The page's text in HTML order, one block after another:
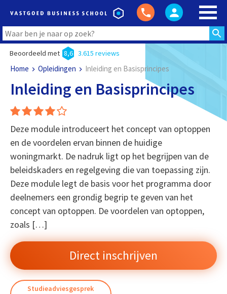
Beoordeeld met 8,6 3.615 reviews
Home Opleidingen Inleiding en Basisprincipes
Inleiding en Basisprincipes
Deze module introduceert het concept van optoppen
en de voordelen ervan binnen de huidige
woningmarkt. De nadruk ligt op het begrijpen van de
beleidskaders en regelgeving die van toepassing zijn.
Deze module legt de basis voor het programma door
deelnemers een grondig begrip te geven van het
concept van optoppen. De voordelen van optoppen,
zoals […]
Studieadviesgesprek
Direct inschrijven